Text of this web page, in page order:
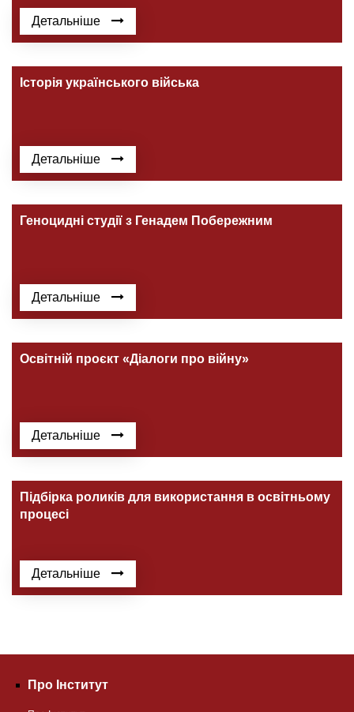
Детальніше
Історія українського війська
Детальніше
Геноцидні студії з Генадем Побережним
Детальніше
Освітній проєкт «Діалоги про війну»
Детальніше
Підбірка роликів для використання в освітньому
процесі
Детальніше
Про Інститут